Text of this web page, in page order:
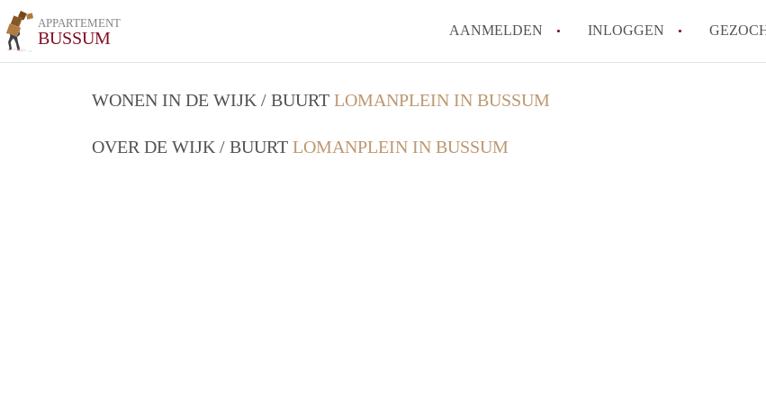
APPARTEMENT
BUSSUM AANMELDEN INLOGGEN
WONEN IN DE WIJK / BUURT LOMANPLEIN IN BUSSUM
OVER DE WIJK / BUURT LOMANPLEIN IN BUSSUM